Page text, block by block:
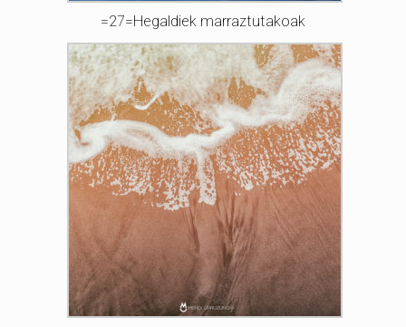
=27=Hegaldiek marraztutakoak